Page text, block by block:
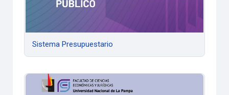
Sistema Presupuestario
Empleo Público